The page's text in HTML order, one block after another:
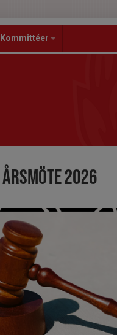
Kommittéer
2026